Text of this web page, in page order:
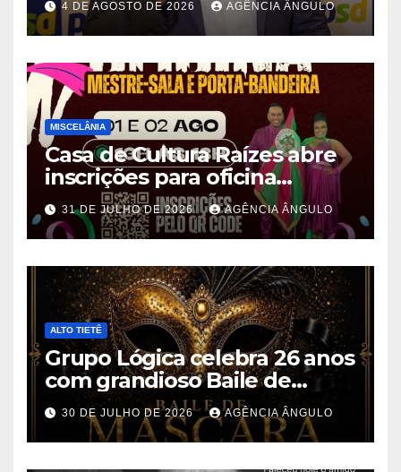
durante convenção em São
Paulo
4 DE AGOSTO DE 2026 AGÊNCIA ÂNGULO
MISCELÂNIA
Casa de Cultura Raízes abre
inscrições para oficina
gratuita de Mestre-Sala e
Porta-Bandeira em Ferraz de
Vasconcelos
31 DE JULHO DE 2026 AGÊNCIA ÂNGULO
ALTO TIETÊ
Grupo Lógica celebra 26 anos
com grandioso Baile de
Máscaras em Suzano
30 DE JULHO DE 2026 AGÊNCIA ÂNGULO